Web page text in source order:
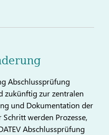
Abschlussprüfung
zukünftig zur zentralen
und Dokumentation der
werden Prozesse,
Abschlussprüfung